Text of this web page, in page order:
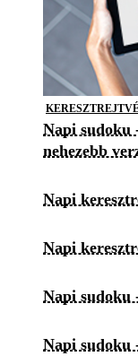
Napi sudoku
nehezebb
Napi
Napi
Napi sudoku
Napi sudoku